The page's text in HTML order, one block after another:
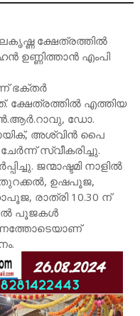
ക്ഷേത്രത്തിൽ
ഉണ്ണിത്താൻ എംപി
ഭക്തർ
ക്ഷേത്രത്തിൽ എത്തിയ
ഡോ.
അശ്വിൻ പൈ
സ്വീകരിച്ചു.
ജന്മാഷ്ടമി നാളിൽ
ഉഷപൂജ,
രാത്രി 10.30 ന്
പൂജകൾ